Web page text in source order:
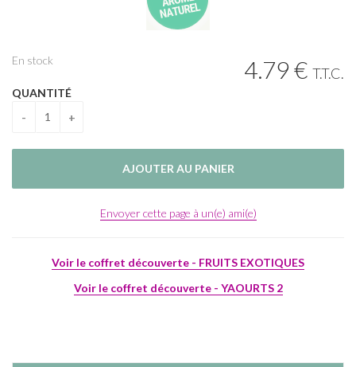
4.79€ T.T.C.
En stock
QUANTITÉ
Envoyer cette page à un(e) ami(e)
Voir le coffret découverte - FRUITS EXOTIQUES
Voir le coffret découverte - YAOURTS 2